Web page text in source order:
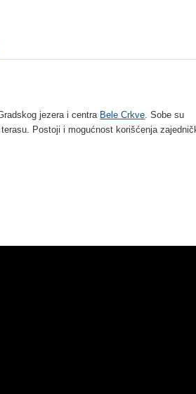
jezera i centra Bele Crkve. Sobe su
Postoji i mogućnost korišćenja
22 – 486